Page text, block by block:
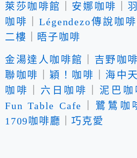
萊莎咖啡館
安娜咖啡
咖啡
｜Légendezo傳說咖
二樓
晤子咖啡
金湯達人咖啡館 吉野咖啡
聯咖啡
穎！咖啡 海中
咖啡
六日咖啡 泥巴咖
Fun Table Cafe
鷺鷥咖
1709咖啡廳 ｜巧克愛